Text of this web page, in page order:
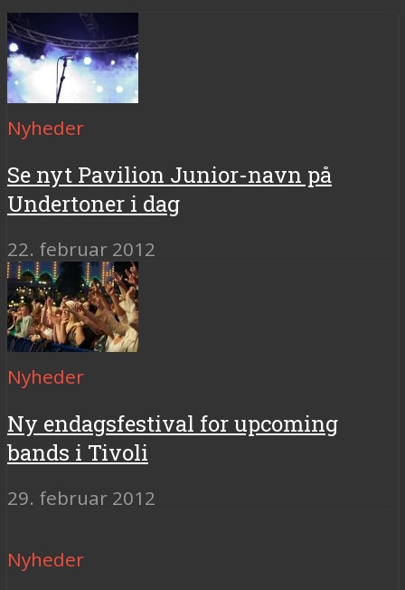
Nyheder
Se nyt Pavilion Junior-navn på
Undertoner i dag
22. februar 2012
Nyheder
Ny endagsfestival for upcoming
bands i Tivoli
29. februar 2012
Nyheder